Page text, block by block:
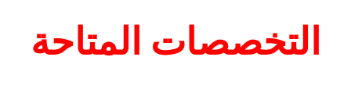
التخصصات المتاحة